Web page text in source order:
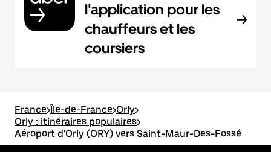
l'application pour les
chauffeurs et les
coursiers
France>Île-de-France>Orly>
Orly : itinéraires populaires>
Aéroport d'Orly (ORY) vers Saint-Maur-Des-Fossé